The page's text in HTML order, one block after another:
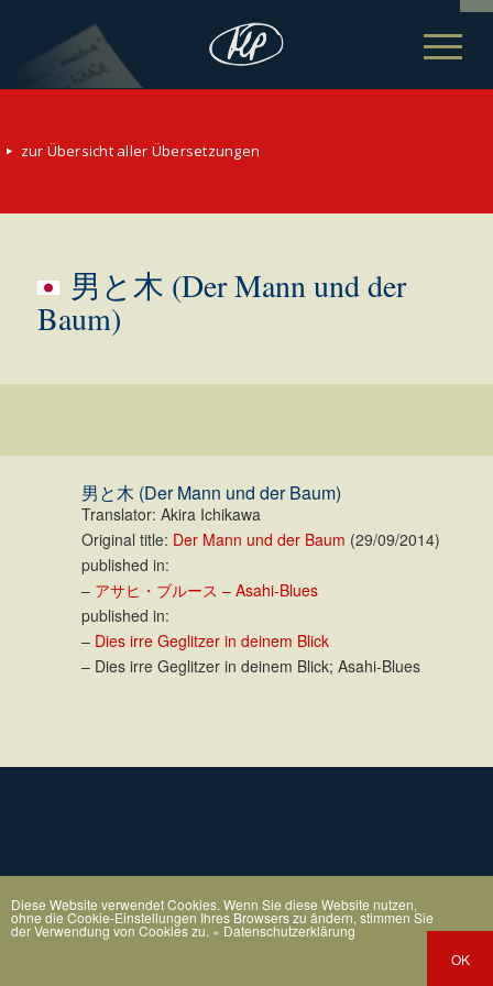
zur Übersicht aller Übersetzungen
男と木 (Der Mann und der
Baum)
男と木 (Der Mann und der Baum)
Translator: Akira Ichikawa
Original title: Der Mann und der Baum (29/09/2014)
published in:
– アサヒ・ブルース – Asahi-Blues
published in:
– Dies irre Geglitzer in deinem Blick
– Dies irre Geglitzer in deinem Blick; Asahi-Blues
Diese Website verwendet Cookies. Wenn Sie diese Website nutzen,
ohne die Cookie-Einstellungen Ihres Browsers zu ändern, stimmen Sie
der Verwendung von Cookies zu. » Datenschutzerklärung
OK